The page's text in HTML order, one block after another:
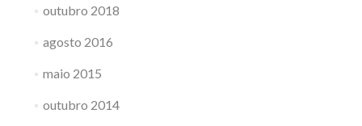
outubro 2018
agosto 2016
maio 2015
outubro 2014